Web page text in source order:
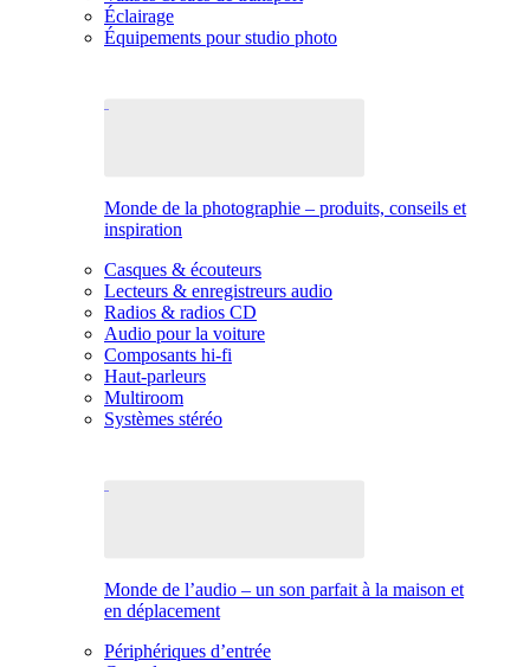
Éclairage
Équipements pour studio photo
Monde de la photographie – produits, conseils et
inspiration
Casques & écouteurs
Lecteurs & enregistreurs audio
Radios & radios CD
Audio pour la voiture
Composants hi-fi
Haut-parleurs
Multiroom
Systèmes stéréo
Monde de l’audio – un son parfait à la maison et
en déplacement
Périphériques d’entrée